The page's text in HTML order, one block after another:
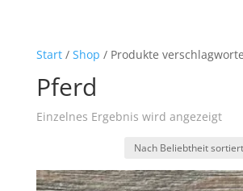
Start/ Shop / Produkte
Pferd
Einzelnes Ergebnis wird angezeigt